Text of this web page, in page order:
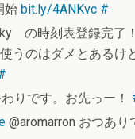
始bit.ly/4ANKvc #
の時刻表登録完了
うのはダメとあるけ
りです。お先っー！
@aromarron おつあり